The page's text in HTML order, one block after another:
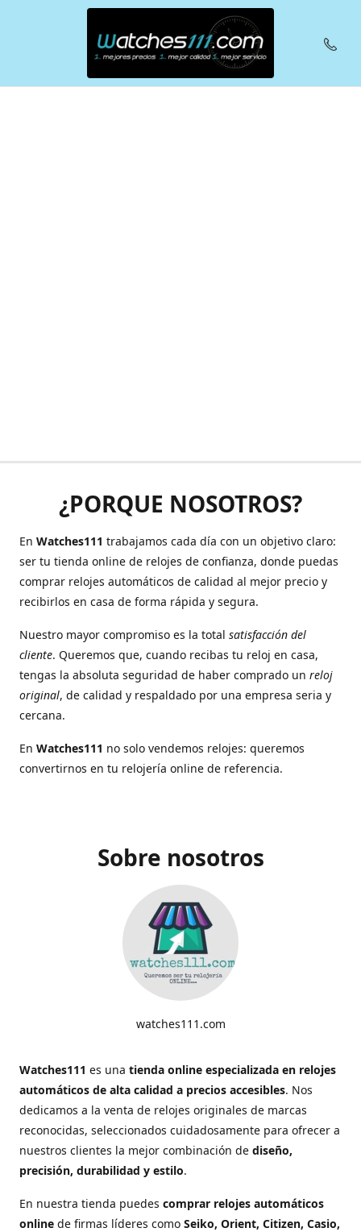
¿PORQUE NOSOTROS?
En Watches111 trabajamos cada día con un objetivo claro:
ser tu tienda online de relojes de confianza, donde puedas
comprar relojes automáticos de calidad al mejor precio y
recibirlos en casa de forma rápida y segura.
Nuestro mayor compromiso es la total satisfacción del
cliente. Queremos que, cuando recibas tu reloj en casa,
tengas la absoluta seguridad de haber comprado un reloj
original, de calidad y respaldado por una empresa seria y
cercana.
En Watches111 no solo vendemos relojes: queremos
convertirnos en tu relojería online de referencia.
Sobre nosotros
watches111.com
Watches111 es una tienda online especializada en relojes
automáticos de alta calidad a precios accesibles. Nos
dedicamos a la venta de relojes originales de marcas
reconocidas, seleccionados cuidadosamente para ofrecer a
nuestros clientes la mejor combinación de diseño,
precisión, durabilidad y estilo.
En nuestra tienda puedes comprar relojes automáticos
online de firmas líderes como Seiko, Orient, Citizen, Casio,